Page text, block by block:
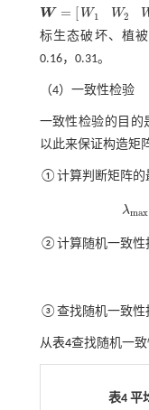
W = [ W1 W2
W= W1 W2W T
标生态破坏、植
0.16，0.31。
（4）一致性检验
一致性检验的目的
以此来保证构造矩
①计算判断矩阵的
λmax
λmax
②计算随机一致性
③查找随机一致性
从表4查找随机一
表4 平